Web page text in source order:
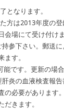
となります。
は2013年度の登
場にて受け付けま
参下さい。郵送に
す。
です。更新の場
炎の血液検査報告
必要があります。
きます。